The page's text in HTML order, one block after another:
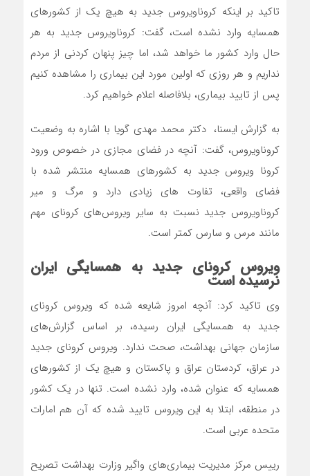
تاکید بر اینکه کروناویروس جدید به هیچ یک از کشورهای
همسایه وارد نشده است، گفت: کروناویروس جدید به هر
حال وارد کشور ما خواهد شد، اما چیز پنهان کردنی از مردم
نداریم و هر روزی که اولین مورد این بیماری را مشاهده کنیم
پس از تایید بیماری، بلافاصله اعلام خواهیم کرد.
به گزارش ایسنا، دکتر محمد مهدی گویا با اشاره به وضعیت
کروناویروس، گفت: آنچه در فضای مجازی در خصوص ورود
کرونا ویروس جدید به کشورهای همسایه منتشر شده با
فضای واقعی، تفاوت های زیادی دارد و مرگ و میر
کروناویروس جدید نسبت به سایر ویروس‌های کرونای مهم
مانند مرس و سارس کمتر است.
ویروس کرونای جدید به همسایگی ایران
نرسیده است
وی تاکید کرد: آنچه امروز شایعه شده که ویروس کرونای
جدید به همسایگی ایران رسیده، بر اساس گزارش‌های
سازمان جهانی بهداشت، صحت ندارد. ویروس کرونای جدید
در عراق، کردستان عراق و پاکستان و هیچ یک از کشورهای
همسایه که عنوان شده، وارد نشده است. تنها در یک کشور
در منطقه، ابتلا به این ویروس تایید شده که آن هم امارات
متحده عربی است.
رییس مرکز مدیریت بیماری‌های واگیر وزارت بهداشت تصریح